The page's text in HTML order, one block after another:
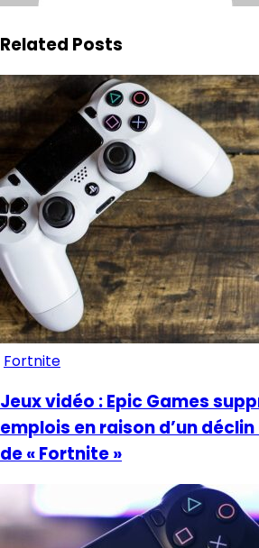
Related Posts
Fortnite
Jeux vidéo : Epic Games
emplois en raison d’un
de « Fortnite »